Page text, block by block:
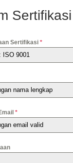
Sertifikasi
Sertifikasi *
*